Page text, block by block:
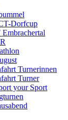
Dorfcup
Embrachertal
Turnerinnen
Turner
your Sport